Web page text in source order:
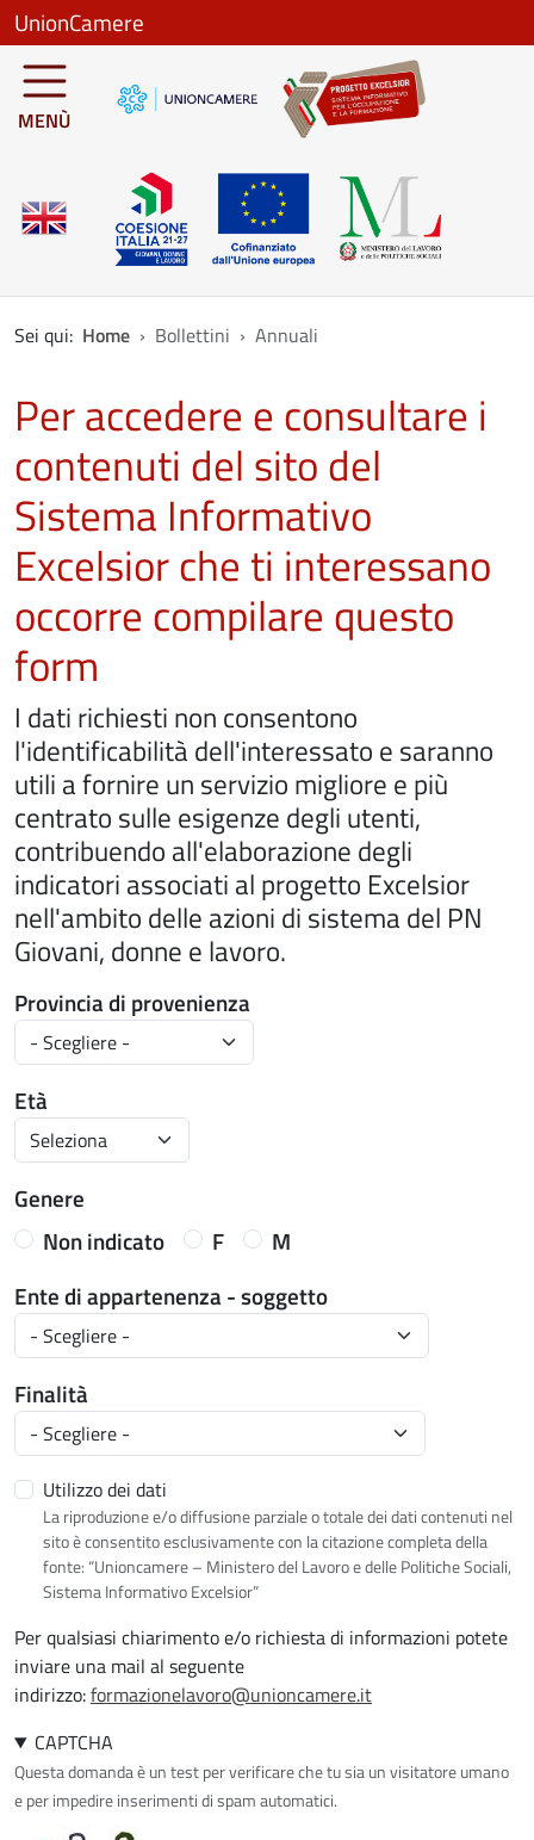
Salta al contenuto principale
UnionCamere
MENÙ
Sei qui: Home Bollettini Annuali
Per accedere e consultare i
contenuti del sito del
Sistema Informativo
Excelsior che ti interessano
occorre compilare questo
form
I dati richiesti non consentono
l'identificabilità dell'interessato e saranno
utili a fornire un servizio migliore e più
centrato sulle esigenze degli utenti,
contribuendo all'elaborazione degli
indicatori associati al progetto Excelsior
nell'ambito delle azioni di sistema del PN
Giovani, donne e lavoro.
Provincia di provenienza
Età
Genere
Non indicato
F
M
Ente di appartenenza - soggetto
Finalità
Utilizzo dei dati
La riproduzione e/o diffusione parziale o totale dei dati contenuti nel
sito è consentito esclusivamente con la citazione completa della
fonte: “Unioncamere – Ministero del Lavoro e delle Politiche Sociali,
Sistema Informativo Excelsior”
Per qualsiasi chiarimento e/o richiesta di informazioni potete
inviare una mail al seguente
indirizzo:formazionelavoro@unioncamere.it
CAPTCHA
Questa domanda è un test per verificare che tu sia un visitatore umano
e per impedire inserimenti di spam automatici.